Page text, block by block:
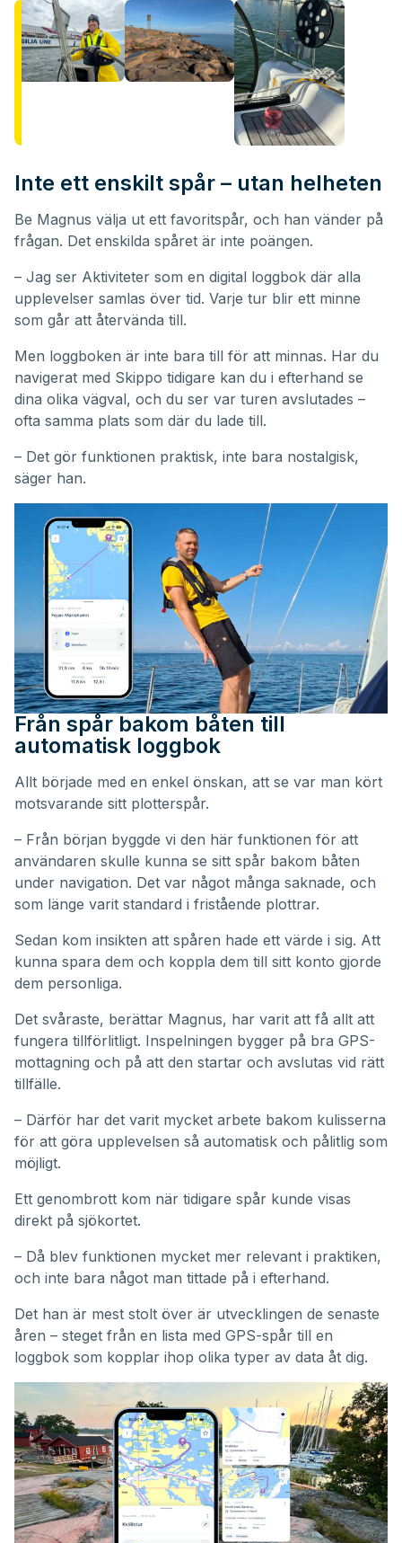
Inte ett enskilt spår – utan helheten
Be Magnus välja ut ett favoritspår, och han vänder på
frågan. Det enskilda spåret är inte poängen.
– Jag ser Aktiviteter som en digital loggbok där alla
upplevelser samlas över tid. Varje tur blir ett minne
som går att återvända till.
Men loggboken är inte bara till för att minnas. Har du
navigerat med Skippo tidigare kan du i efterhand se
dina olika vägval, och du ser var turen avslutades –
ofta samma plats som där du lade till.
– Det gör funktionen praktisk, inte bara nostalgisk,
säger han.
Från spår bakom båten till
automatisk loggbok
Allt började med en enkel önskan, att se var man kört
motsvarande sitt plotterspår.
– Från början byggde vi den här funktionen för att
användaren skulle kunna se sitt spår bakom båten
under navigation. Det var något många saknade, och
som länge varit standard i fristående plottrar.
Sedan kom insikten att spåren hade ett värde i sig. Att
kunna spara dem och koppla dem till sitt konto gjorde
dem personliga.
Det svåraste, berättar Magnus, har varit att få allt att
fungera tillförlitligt. Inspelningen bygger på bra GPS-
mottagning och på att den startar och avslutas vid rätt
tillfälle.
– Därför har det varit mycket arbete bakom kulisserna
för att göra upplevelsen så automatisk och pålitlig som
möjligt.
Ett genombrott kom när tidigare spår kunde visas
direkt på sjökortet.
– Då blev funktionen mycket mer relevant i praktiken,
och inte bara något man tittade på i efterhand.
Det han är mest stolt över är utvecklingen de senaste
åren – steget från en lista med GPS-spår till en
loggbok som kopplar ihop olika typer av data åt dig.